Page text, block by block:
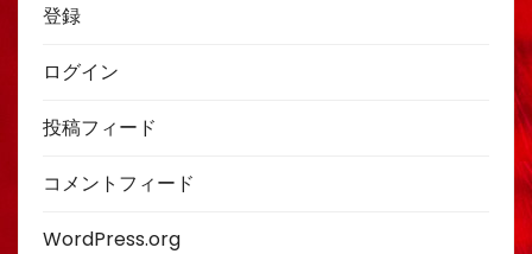
登録
ログイン
投稿フィード
コメントフィード
WordPress.org